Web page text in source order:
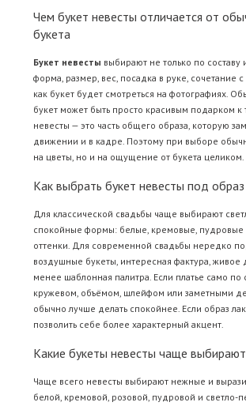
Чем букет невесты отличается от
букета
Букет невесты выбирают не только по составу
форма, размер, вес, посадка в руке, сочетание
как букет будет смотреться на фотографиях.
букет может быть просто красивым подарком к
невесты — это часть общего образа, которую
движении и в кадре. Поэтому при выборе
на цветы, но и на ощущение от букета целиком.
Как выбрать букет невесты под образ
Для классической свадьбы чаще выбирают
спокойные формы: белые, кремовые, пудровые
оттенки. Для современной свадьбы нередко
воздушные букеты, интересная фактура, живое
менее шаблонная палитра. Если платье само по
кружевом, объёмом, шлейфом или заметными
обычно лучше делать спокойнее. Если образ
позволить себе более характерный акцент.
Какие букеты невесты чаще выбирают
Чаще всего невесты выбирают нежные и
белой, кремовой, розовой, пудровой и светло-